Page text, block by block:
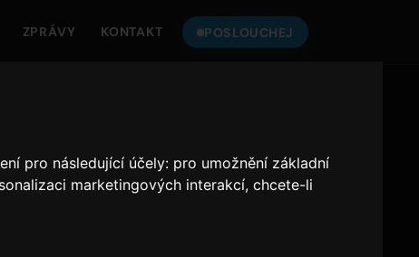
pro následující účely: pro umožnění základní
marketingových interakcí,chcete-li
ZPRÁVY KONTAKT POSLOUCHEJ